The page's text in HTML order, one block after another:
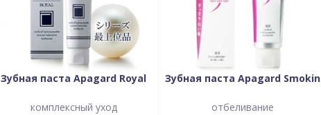
Зубная паста Apagard Royal
комплексный уход
Зубная паста Apagard Smokin
отбеливание